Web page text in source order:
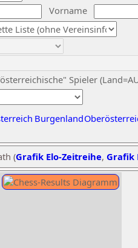
Vorname
Spieler
Burgenland
(Grafik Elo-Zeitreihe, Grafik